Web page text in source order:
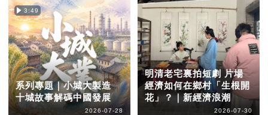
3:49
系列專題｜小城大製造
十城故事解碼中國發展
2026-07-28
明清老宅裏拍短劇 片場
經濟如何在鄉村「生根開
花」？｜新經濟浪潮
2026-07-30